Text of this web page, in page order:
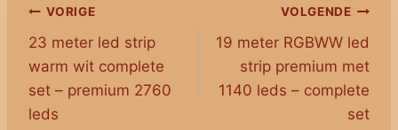
Bericht
navigatie
VORIGE
23 meter led strip
warm wit complete
set – premium 2760
leds
VOLGENDE
19 meter RGBWW led
strip premium met
1140 leds – complete
set